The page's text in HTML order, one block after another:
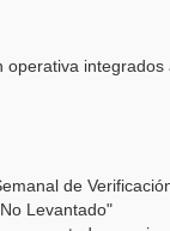
operativa integrados
de
Levantado"